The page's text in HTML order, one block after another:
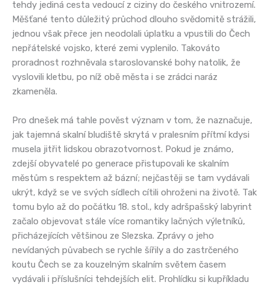
tehdy jediná cesta vedoucí z ciziny do českého vnitrozemí.
Měšťané tento důležitý průchod dlouho svědomitě strážili,
jednou však přece jen neodolali úplatku a vpustili do Čech
nepřátelské vojsko, které zemi vyplenilo. Takováto
proradnost rozhněvala staroslovanské bohy natolik, že
vyslovili kletbu, po níž obě města i se zrádci naráz
zkameněla.
Pro dnešek má tahle pověst význam v tom, že naznačuje,
jak tajemná skalní bludiště skrytá v pralesním přítmí kdysi
musela jitřit lidskou obrazotvornost. Pokud je známo,
zdejší obyvatelé po generace přistupovali ke skalním
městům s respektem až bázní; nejčastěji se tam vydávali
ukrýt, když se ve svých sídlech cítili ohroženi na životě. Tak
tomu bylo až do počátku 18. stol., kdy adršpašský labyrint
začalo objevovat stále více romantiky lačných výletníků,
přicházejících většinou ze Slezska. Zprávy o jeho
nevídaných půvabech se rychle šířily a do zastrčeného
koutu Čech se za kouzelným skalním světem časem
vydávali i příslušníci tehdejších elit. Prohlídku si kupříkladu